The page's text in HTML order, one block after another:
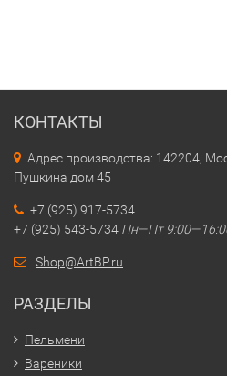
КОНТАКТЫ
Адрес производства: 142204,
Пушкина дом 45
+7 (925) 917-5734
+7 (925) 543-5734 Пн—Пт
Shop@ArtBP.ru
РАЗДЕЛЫ
Пельмени
Вареники